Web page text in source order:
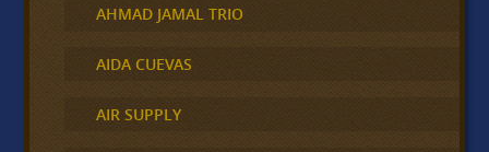
AHMAD JAMAL TRIO
AIDA CUEVAS
AIR SUPPLY